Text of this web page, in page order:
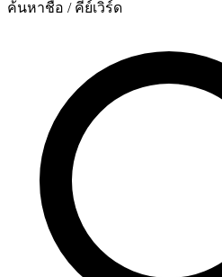
ค้นหาชื่อ / คีย์เวิร์ด